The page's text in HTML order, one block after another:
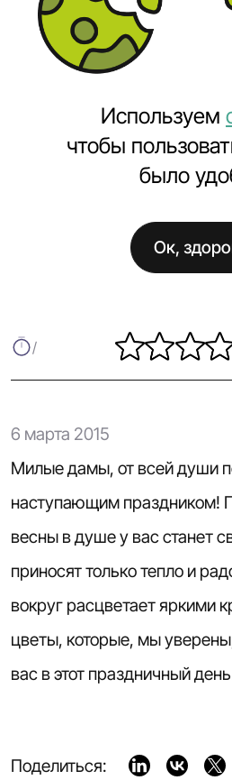
6 марта 2015
Милые дамы, от всей души
наступающим праздником!
весны в душе у вас станет
приносят только тепло и
вокруг расцветает яркими
цветы, которые, мы
вас в этот праздничный
Поделиться:
Используем
чтобы
было
Ок,